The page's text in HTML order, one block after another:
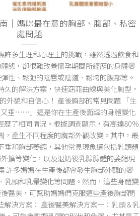
｜媽咪最在意的胸部、腹部、私密
處問題
許多生理和心理上的挑戰，雖然透過飲食和
態，卻很難改善懷孕期間所經歷的身體變
性、鬆弛的陰唇或陰道、鬆垮的腹部等。
久的解決方案，快速窈窕曲線與美化胸型，
外貌和自信心！ 產後胸部的常見問題 「生
垂……」這是你在生產後面臨的身體變化
歷了相同情況。根據調查顯示，有高達80%
，產生不同程度的胸部外觀改變。其中，最
垂和胸部萎縮，其他常見現象還包括乳頭顏
擴等變化，以及退奶後乳腺腺體的萎縮現
許多媽媽在生產後都會發生胸部外觀的變
乳頭和乳暈變化等問題。然而，這些身體變
醫美，可幫助媽媽們克服這些產後胸部問
解決方案： 產後醫美解決方案一：乳頭＆乳